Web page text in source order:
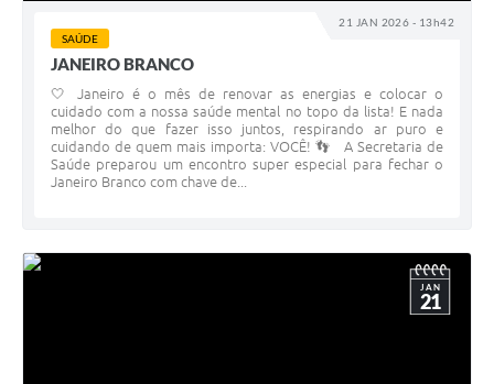
21 JAN 2026 - 13h42
SAÚDE
JANEIRO BRANCO
🤍 Janeiro é o mês de renovar as energias e colocar o
cuidado com a nossa saúde mental no topo da lista! E nada
melhor do que fazer isso juntos, respirando ar puro e
cuidando de quem mais importa: VOCÊ! 👣 A Secretaria de
Saúde preparou um encontro super especial para fechar o
Janeiro Branco com chave de...
JAN
21